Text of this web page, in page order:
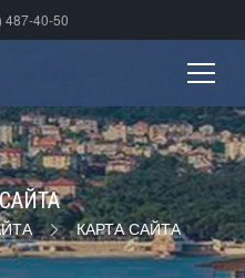
487-40-50
КАРТА САЙТА